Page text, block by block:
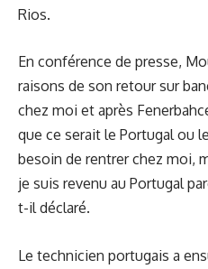
Rios.
En conférence de presse,
raisons de son retour sur
chez moi et après
que ce serait le Portugal ou
besoin de rentrer chez moi,
je suis revenu au Portugal
t-il déclaré.
Le technicien portugais a